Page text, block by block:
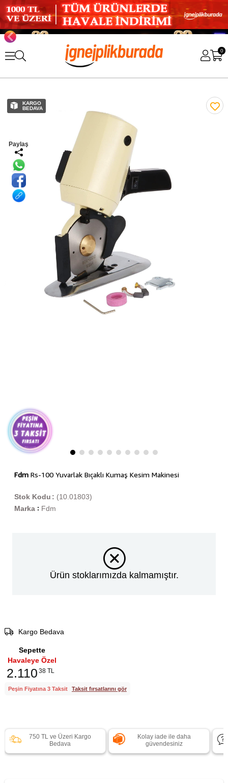
0
KARGO
BEDAVA
Paylaş
FdmRs-100 Yuvarlak Bıçaklı Kumaş Kesim Makinesi
(10.01803)
Stok Kodu
Marka : Fdm
Ürün stoklarımızda kalmamıştır.
Kargo Bedava
Sepette
Havaleye Özel
2.110 38 TL
Peşin Fiyatına 3 Taksit Taksit fırsatlarını gör
750 TL ve Üzeri Kargo
Bedava
Kolay iade ile daha
güvendesiniz